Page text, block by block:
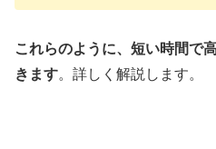
これらのように、短い時間で
きます。詳しく解説します。